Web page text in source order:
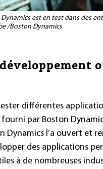
est en test dans des
/Boston Dynamics
différentes
fourni par Boston
Dynamics l’a ouvert et
des applications
à de nombreuses